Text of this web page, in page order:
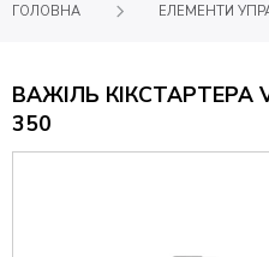
ГОЛОВНА ЕЛЕМЕНТИ
ВАЖІЛЬ КІКСТАРТЕРА
350